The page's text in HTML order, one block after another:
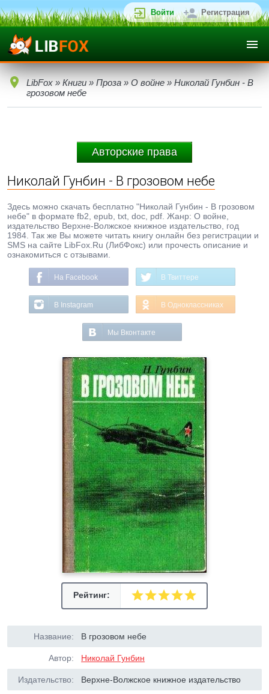
Войти Регистрация
LibFox » Книги » Проза » О войне » Николай Гунбин - В
грозовом небе
Авторские права
Николай Гунбин - В грозовом небе
Здесь можно скачать бесплатно "Николай Гунбин - В грозовом
небе" в формате fb2, epub, txt, doc, pdf. Жанр: О войне,
издательство Верхне-Волжское книжное издательство, год
1984. Так же Вы можете читать книгу онлайн без регистрации и
SMS на сайте LibFox.Ru (ЛибФокс) или прочесть описание и
ознакомиться с отзывами.
На Facebook В Твиттере
В Instagram В Одноклассниках
Мы Вконтакте
Рейтинг:
Название: В грозовом небе
Автор: Николай Гунбин
Издательство: Верхне-Волжское книжное издательство